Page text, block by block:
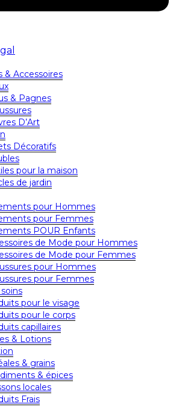
& Accessoires
& Pagnes
D’Art
Décoratifs
pour la maison
de jardin
pour Hommes
pour Femmes
POUR Enfants
de Mode pour Hommes
de Mode pour Femmes
pour Hommes
pour Femmes
pour le visage
pour le corps
capillaires
& Lotions
& grains
& épices
locales
Frais